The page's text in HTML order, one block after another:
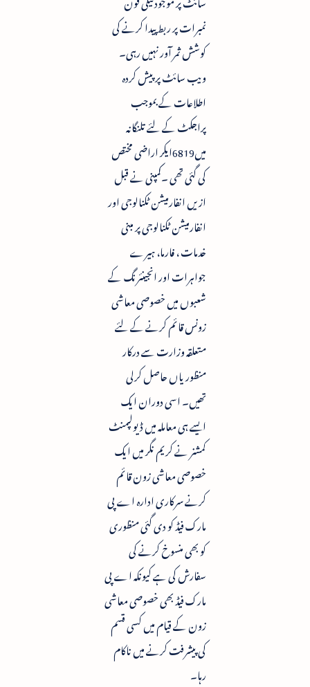
نمبرات پر ربط پیدا کرنے کی
کوشش ثمر آور نہیں رہی۔
ویب سائٹ پر پیش کردہ
اطلاعات کے بموجب
پراجکٹ کے لئے تلنگانہ
میں6819ایکر اراضی مختص
کی گئی تھی ۔کمپنی نے قبل
ازیں انفارمیشن ٹکنالوجی اور
انفارمیشن ٹکنالوجی پر مبنی
خدمات ، فارما، ہیرے
جواہرات اور انجینئرنگ کے
شعبوں میں خصوصی معاشی
زونس قائم کرنے کے لئے
متعلقہ وزارت سے درکار
منظوریاں حاصل کرلی
تھیں۔ اسی دوران ایک
ایسے ہی معاملہ میں ڈیولپمنٹ
کمشنر نے کریم نگر میں ایک
خصوصی معاشی زون قائم
کرنے سرکاری ادارہ اے پی
مارک فیڈ کو دی گئی منظوری
کو بھی منسوخ کرنے کی
سفارش کی ہے کیونکہ اے پی
مارک فیڈ بھی خصوصی معاشی
زون کے قیام میں کسی قسم
کی پیشرفت کرنے میں ناکام
رہا۔